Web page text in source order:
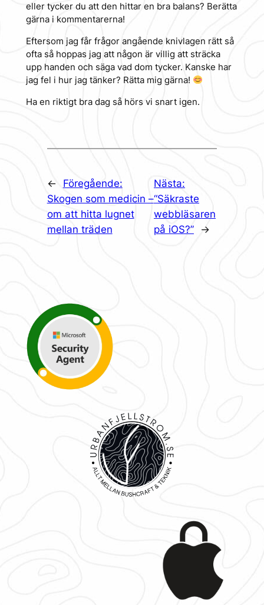
eller tycker du att den hittar en bra balans? Berätta
gärna i kommentarerna!
Eftersom jag får frågor angående knivlagen rätt så
ofta så hoppas jag att någon är villig att sträcka
upp handen och säga vad dom tycker. Kanske har
jag fel i hur jag tänker? Rätta mig gärna!
Ha en riktigt bra dag så hörs vi snart igen.
←
Föregående:
Skogen som medicin –
om att hitta lugnet
mellan träden
Nästa:
“Säkraste
webbläsaren
på iOS?”
→